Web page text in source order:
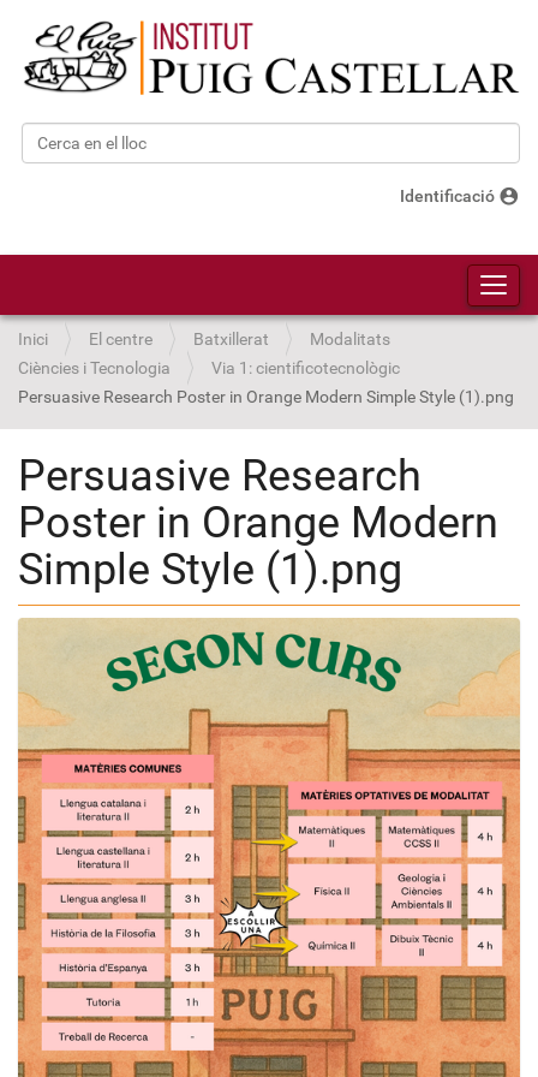
Cerca
Identificació account_circle
Inici El centre Batxillerat
Modalitats
Ciències i Tecnologia
Via 1: cientificotecnològic
Persuasive Research Poster in Orange Modern Simple Style (1).png
Persuasive Research
Poster in Orange Modern
Simple Style (1).png